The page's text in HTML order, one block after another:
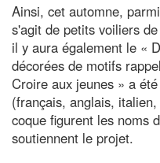
Ainsi, cet automne,
s'agit de petits voiliers
il y aura également le «
décorées de motifs
Croire aux jeunes » a
(français, anglais,
coque figurent les noms
soutiennent le projet.